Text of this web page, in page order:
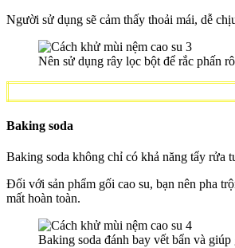
Người sử dụng sẽ cảm thấy thoải mái, dễ
Nên sử dụng rây lọc bột để rắc phấn
Baking soda
Baking soda không chỉ có khả năng tẩy rửa
Đối với sản phẩm gối cao su, bạn nên pha
mất hoàn toàn.
Baking soda đánh bay vết bẩn và